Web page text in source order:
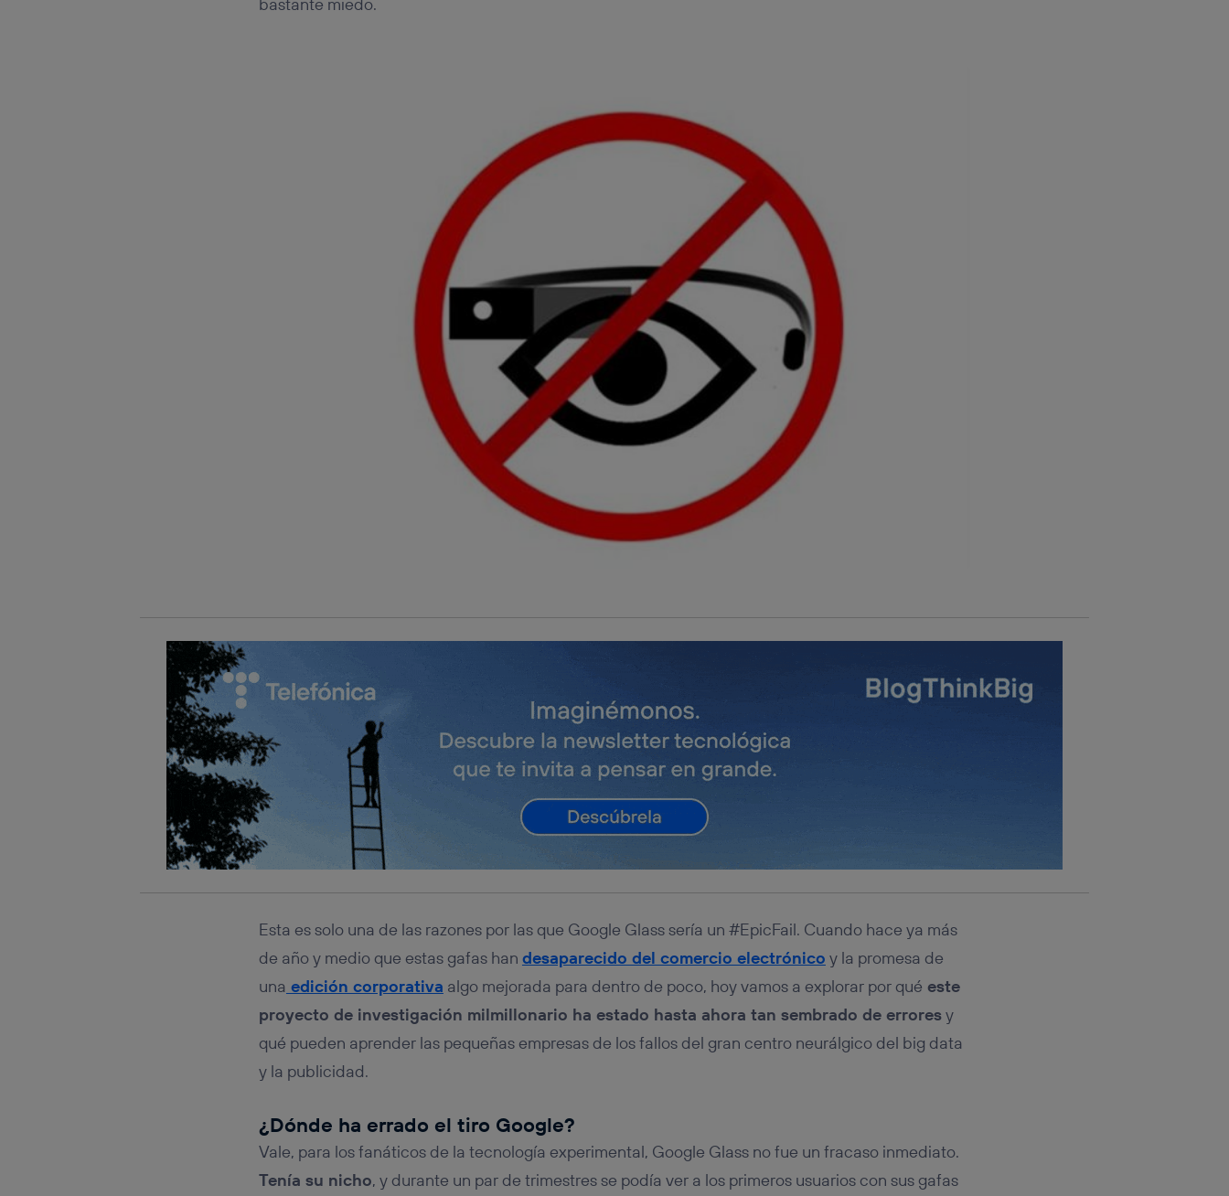
Esta es solo una de las razones por las que Google Glass sería un #EpicFail. Cuando hace ya más
de año y medio que estas gafas han desaparecido del comercio electrónico y la promesa de
una edición corporativa algo mejorada para dentro de poco, hoy vamos a explorar por qué este
proyecto de investigación milmillonario ha estado hasta ahora tan sembrado de erroresy
qué pueden aprender las pequeñas empresas de los fallos del gran centro neurálgico del big data
y la publicidad.
¿Dónde ha errado el tiro Google?
Vale, para los fanáticos de la tecnología experimental, Google Glass no fue un fracaso inmediato.
Tenía su nicho, y durante un par de trimestres se podía ver a los primeros usuarios con sus gafas
, el marketing será más personalizado, ya que se basará
únicamente en la navegación del usuario del móvil.
Puedes gestionar los consentimientos Utiq seleccionando “Administrar Utiq” en la parte
inferior de esta página web o visitando el
portal de privacidad de Utiq (“consenthub”)
Para más información, consulta la
política de privacidad de Utiq